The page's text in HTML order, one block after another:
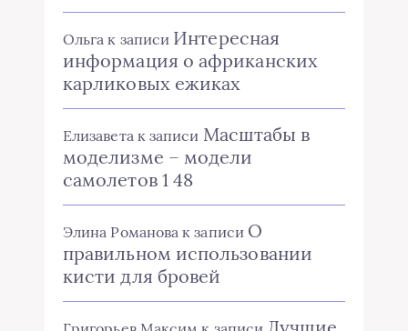
Ольга к записи Интересная
информация о африканских
карликовых ежиках
Елизаветак записи Масштабы в
моделизме – модели
самолетов 1 48
Элина Романова к записи О
правильном использовании
кисти для бровей